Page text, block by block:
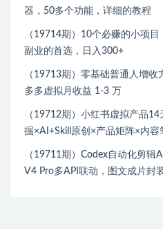
器，50多个功能，详细的教程
（19714期）10个必赚的小项
副业的首选，日入300+
（19713期）零基础普通人增收
多多虚拟月收益 1-3 万
（19712期）小红书虚拟产品
掘×AI+Skill原创×产品矩阵×内
（19711期）Codex自动化剪辑
V4 Pro多API联动，图文成片封